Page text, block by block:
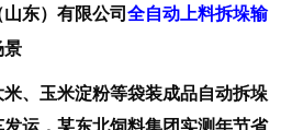
东）有限公司 全自动上料拆垛输
景
、玉米淀粉等袋装成品自动拆垛
发运，某东北饲料集团实测年节省